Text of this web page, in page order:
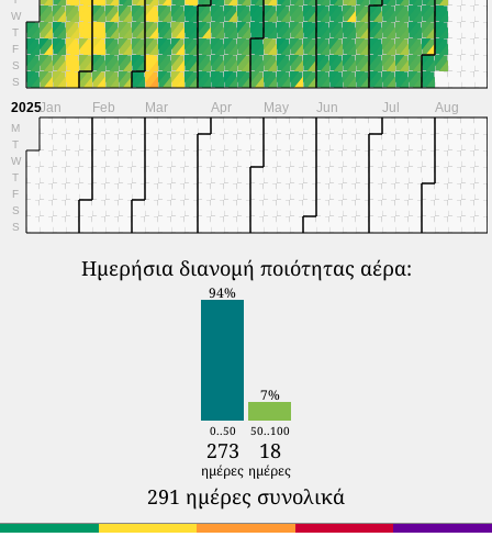
W
T
F
S
S
2025
M
T
W
T
F
S
S
Jan Feb Mar Apr May Jun Jul Aug
Ημερήσια διανομή ποιότητας αέρα:
94%
7%
0..50 50..100
273 18
ημέρες ημέρες
291 ημέρες συνολικά